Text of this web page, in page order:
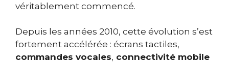
véritablement commencé.
Depuis les années 2010, cette évolution s’est
fortement accélérée : écrans tactiles,
commandes vocales, connectivité mobile